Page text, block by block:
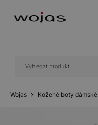
Wojas Kožené boty dámské